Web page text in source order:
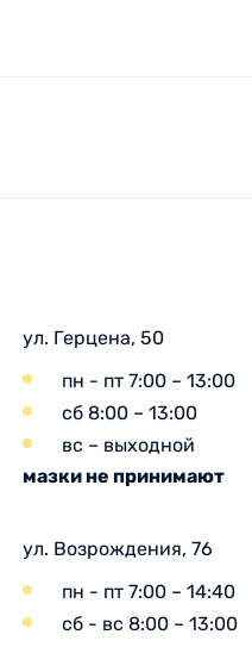
ул. Герцена, 50
пн - пт 7:00 – 13:00
сб 8:00 – 13:00
вс – выходной
мазки не принимают
ул. Возрождения, 76
пн - пт 7:00 – 14:40
сб - вс 8:00 – 13:00